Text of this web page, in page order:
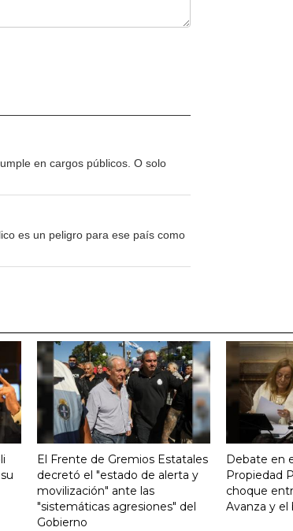
en cargos públicos. O solo
es un peligro para ese país como
El Frente de Gremios Estatales
decretó el "estado de alerta y
movilización" ante las
"sistemáticas agresiones" del
Gobierno
Debate en
Propiedad
choque
Avanza y el